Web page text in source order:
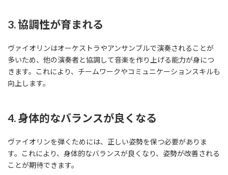
3. 協調性が育まれる
ヴァイオリンはオーケストラやアンサンブルで演奏されることが
多いため、他の演奏者と協調して音楽を作り上げる能力が身につ
きます。これにより、チームワークやコミュニケーションスキルも
向上します。
4. 身体的なバランスが良くなる
ヴァイオリンを弾くためには、正しい姿勢を保つ必要がありま
す。これにより、身体的なバランスが良くなり、姿勢が改善される
ことが期待できます。